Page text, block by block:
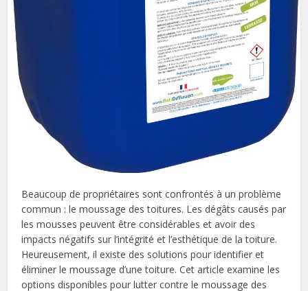
Beaucoup de propriétaires sont confrontés à un problème
commun : le moussage des toitures. Les dégâts causés par
les mousses peuvent être considérables et avoir des
impacts négatifs sur l’intégrité et l’esthétique de la toiture.
Heureusement, il existe des solutions pour identifier et
éliminer le moussage d’une toiture. Cet article examine les
options disponibles pour lutter contre le moussage des